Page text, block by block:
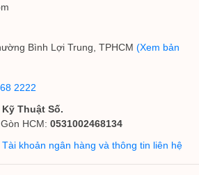
Bình Lợi Trung, TPHCM (Xem bản
2222
Thuật Số.
HCM: 0531002468134
khoản ngân hàng và thông tin liên hệ